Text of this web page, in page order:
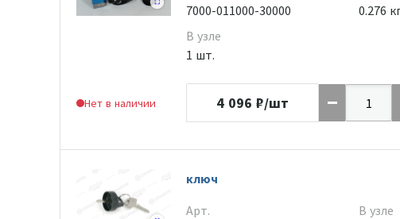
Нет в наличии
7000-011000-30000
В узле
1 шт.
0.276
4 096 ₽/шт
ключ
Арт.
В узле